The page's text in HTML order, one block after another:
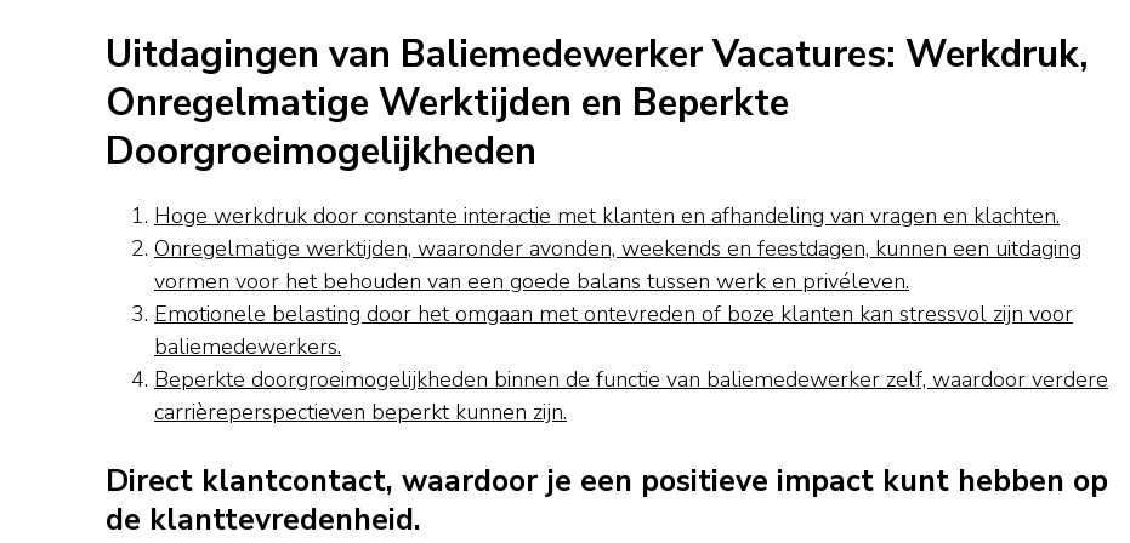
Uitdagingen van Baliemedewerker Vacatures: Werkdruk,
Onregelmatige Werktijden en Beperkte
Doorgroeimogelijkheden
Hoge werkdruk door constante interactie met klanten en afhandeling van vragen en klachten.
Onregelmatige werktijden, waaronder avonden, weekends en feestdagen, kunnen een uitdaging
vormen voor het behouden van een goede balans tussen werk en privéleven.
Emotionele belasting door het omgaan met ontevreden of boze klanten kan stressvol zijn voor
baliemedewerkers.
Beperkte doorgroeimogelijkheden binnen de functie van baliemedewerker zelf, waardoor verdere
carrièreperspectieven beperkt kunnen zijn.
Direct klantcontact, waardoor je een positieve impact kunt hebben op
de klanttevredenheid.